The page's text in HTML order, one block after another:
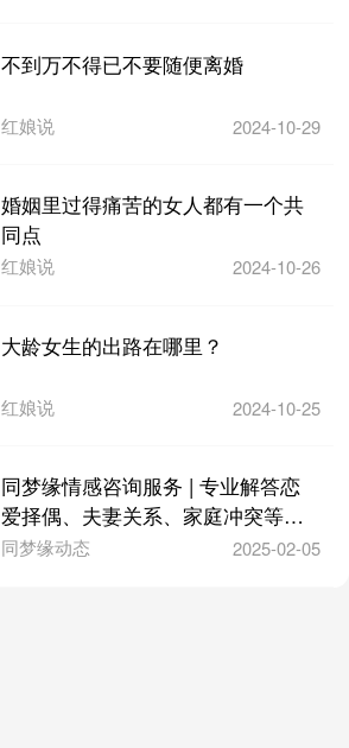
不到万不得已不要随便离婚
红娘说 2024-10-29
婚姻里过得痛苦的女人都有一个共
同点
红娘说 2024-10-26
大龄女生的出路在哪里？
红娘说 2024-10-25
同梦缘情感咨询服务 | 专业解答恋
爱择偶、夫妻关系、家庭冲突等问
题
同梦缘动态 2025-02-05